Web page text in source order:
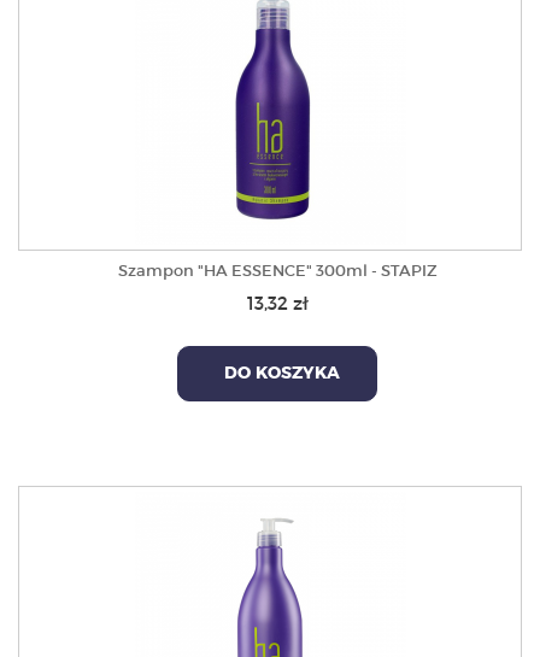
Szampon "HA ESSENCE" 300ml - STAPIZ
13,32 zł
DO KOSZYKA